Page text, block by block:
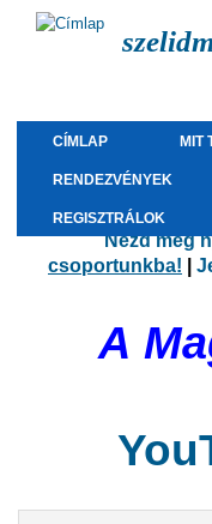
CÍMLAP MIT
RENDEZVÉNYEK
REGISZTRÁLOK
Nézd meg
csoportunkba!
A